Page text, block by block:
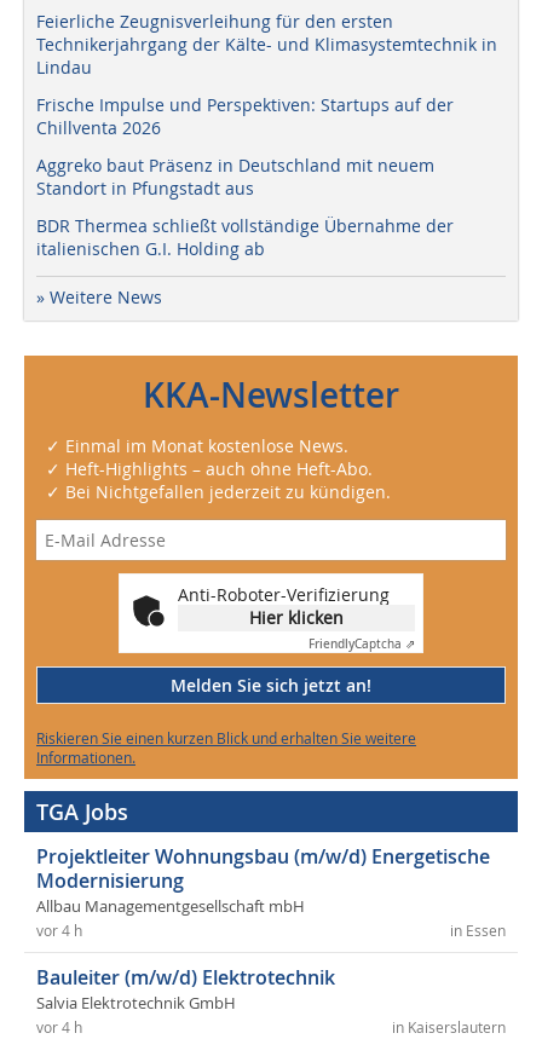
Feierliche Zeugnisverleihung für den ersten
Technikerjahrgang der Kälte- und Klimasystemtechnik in
Lindau
Frische Impulse und Perspektiven: Startups auf der
Chillventa 2026
Aggreko baut Präsenz in Deutschland mit neuem
Standort in Pfungstadt aus
BDR Thermea schließt vollständige Übernahme der
italienischen G.I. Holding ab
» Weitere News
KKA-Newsletter
✓ Einmal im Monat kostenlose News.
✓ Heft-Highlights – auch ohne Heft-Abo.
✓ Bei Nichtgefallen jederzeit zu kündigen.
Anti-Roboter-Verifizierung
Hier klicken
FriendlyCaptcha ⇗
Melden Sie sich jetzt an!
Riskieren Sie einen kurzen Blick und erhalten Sie weitere
Informationen.
TGA Jobs
Projektleiter Wohnungsbau (m/w/d) Energetische
Modernisierung
Allbau Managementgesellschaft mbH
in Essen
vor 4 h
Bauleiter (m/w/d) Elektrotechnik
Salvia Elektrotechnik GmbH
in Kaiserslautern
vor 4 h